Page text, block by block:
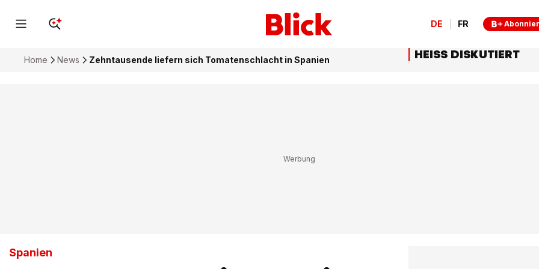
DE FR
Home News Zehntausende liefern sich Tomatenschlacht in Spanien
Spanien
HEISS DISKUTIERT